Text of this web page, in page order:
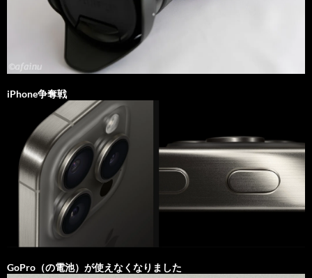
iPhone争奪戦
GoPro（の電池）が使えなくなりました